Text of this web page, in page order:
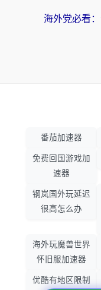
番茄加速器
免费回国游戏加
速器
钢岚国外玩延迟
很高怎么办
海外玩魔兽世界
怀旧服加速器
优酷有地区限制